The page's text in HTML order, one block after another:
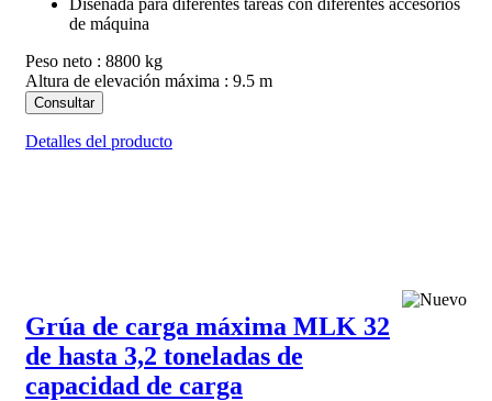
Diseñada para diferentes tareas con diferentes accesorios
de máquina
Peso neto : 8800 kg
Altura de elevación máxima : 9.5 m
Consultar
Detalles del producto
Grúa de carga máxima MLK 32
de hasta 3,2 toneladas de
capacidad de carga